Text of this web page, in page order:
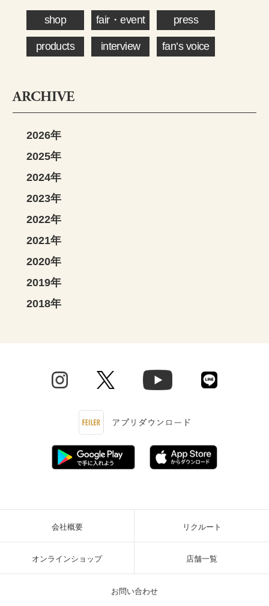
shop fair・event press
products interview fan’s voice
ARCHIVE
2026年
2025年
2024年
2023年
2022年
2021年
2020年
2019年
2018年
会社概要 リクルート
オンラインショップ 店舗一覧
お問い合わせ